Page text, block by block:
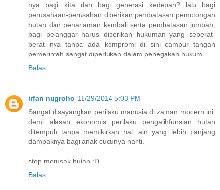
nya bagi kita dan bagi generasi kedepan? lalu bagi
perusahaan-perusahan diberikan pembatasan pemotongan
hutan dan penanaman kembali serta pembatasan jumbah,
bagi pelanggar harus diberikan hukuman yang seberat-
berat nya tanpa ada kompromi di sini campur tangan
pemerintah sangat diperlukan dalam penegakan hukum
Balas
irfan nugroho 11/29/2014 5:03 PM
Sangat disayangkan perilaku manusia di zaman modern ini.
demi alasan ekonomis perilaku pengalihfunsian hutan
ditempuh tanpa memikirkan hal lain yang lebih panjang
dampaknya bagi anak cucunya nanti.
stop merusak hutan :D
Balas